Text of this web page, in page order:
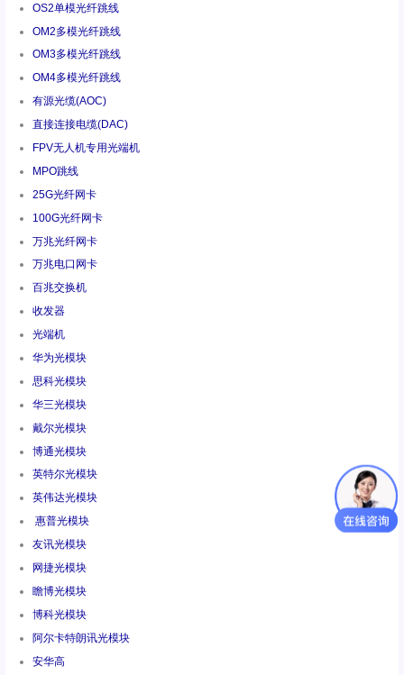
OS2单模光纤跳线
OM2多模光纤跳线
OM3多模光纤跳线
OM4多模光纤跳线
有源光缆(AOC)
直接连接电缆(DAC)
FPV无人机专用光端机
MPO跳线
25G光纤网卡
100G光纤网卡
万兆光纤网卡
万兆电口网卡
百兆交换机
收发器
光端机
华为光模块
思科光模块
华三光模块
戴尔光模块
博通光模块
英特尔光模块
英伟达光模块
惠普光模块
友讯光模块
网捷光模块
瞻博光模块
博科光模块
阿尔卡特朗讯光模块
安华高